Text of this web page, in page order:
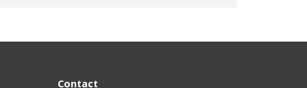
Contact